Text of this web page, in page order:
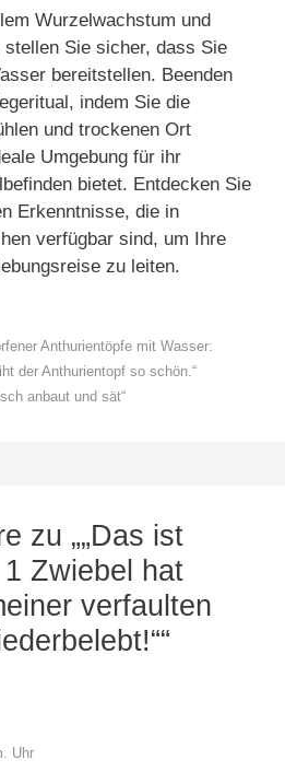
Wurzelwachstum und
Sie sicher, dass Sie
bereitstellen. Beenden
indem Sie die
und trockenen Ort
Umgebung für ihr
bietet. Entdecken Sie
Erkenntnisse, die in
verfügbar sind, um Ihre
zu leiten.
Anthurientöpfe mit Wasser:
der Anthurientopf so schön.“
anbaut und sät“
zu „„Das ist
Zwiebel hat
verfaulten
Uhr